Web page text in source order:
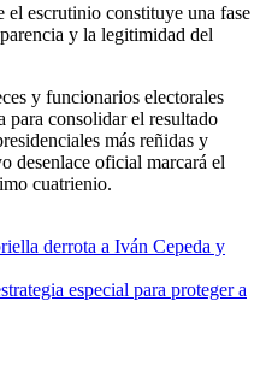
el escrutinio constituye una fase
y la legitimidad del
y funcionarios electorales
para consolidar el resultado
más reñidas y
desenlace oficial marcará el
cuatrienio.
derrota a Iván Cepeda y
especial para proteger a